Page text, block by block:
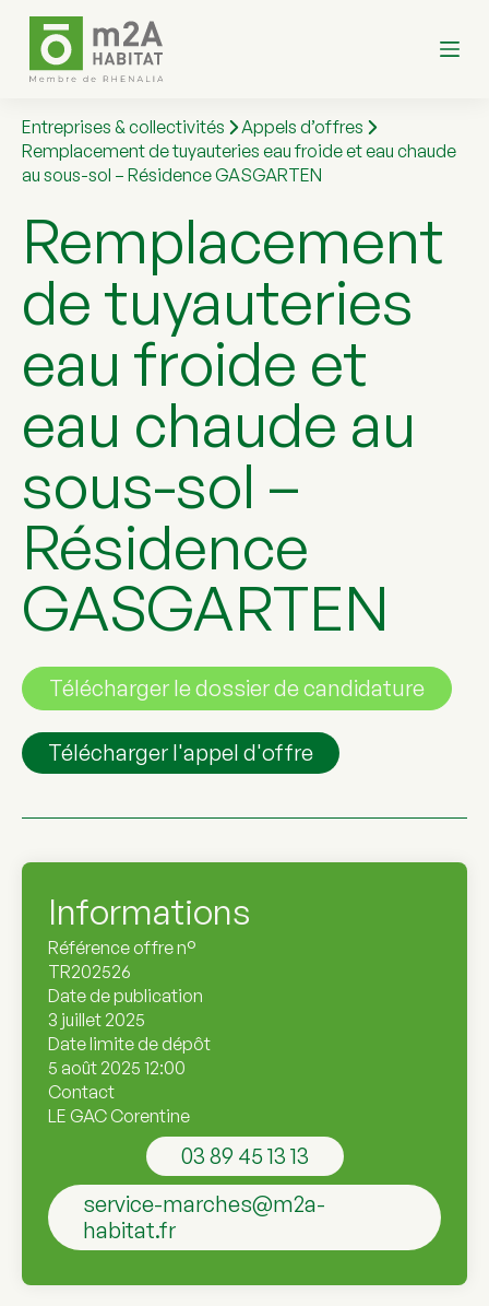
P
r
a
u
c
n
u
Entreprises & collectivités
Appels d’offres
Remplacement de tuyauteries eau froide et eau chaude
au sous-sol – Résidence GASGARTEN
Remplacement
de tuyauteries
eau froide et
eau chaude au
sous-sol –
Résidence
GASGARTEN
Télécharger le dossier de candidature
Télécharger l'appel d'offre
Informations
Référence offre n°
TR202526
Date de publication
3 juillet 2025
Date limite de dépôt
5 août 2025 12:00
Contact
LE GAC Corentine
03 89 45 13 13
service-marches@m2a-
habitat.fr